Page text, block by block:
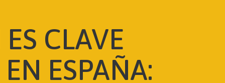
CLAVE
ESPAÑA: